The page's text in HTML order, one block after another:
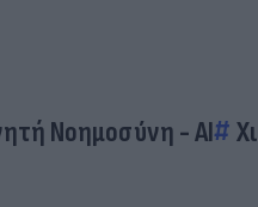
Νοημοσύνη - AI